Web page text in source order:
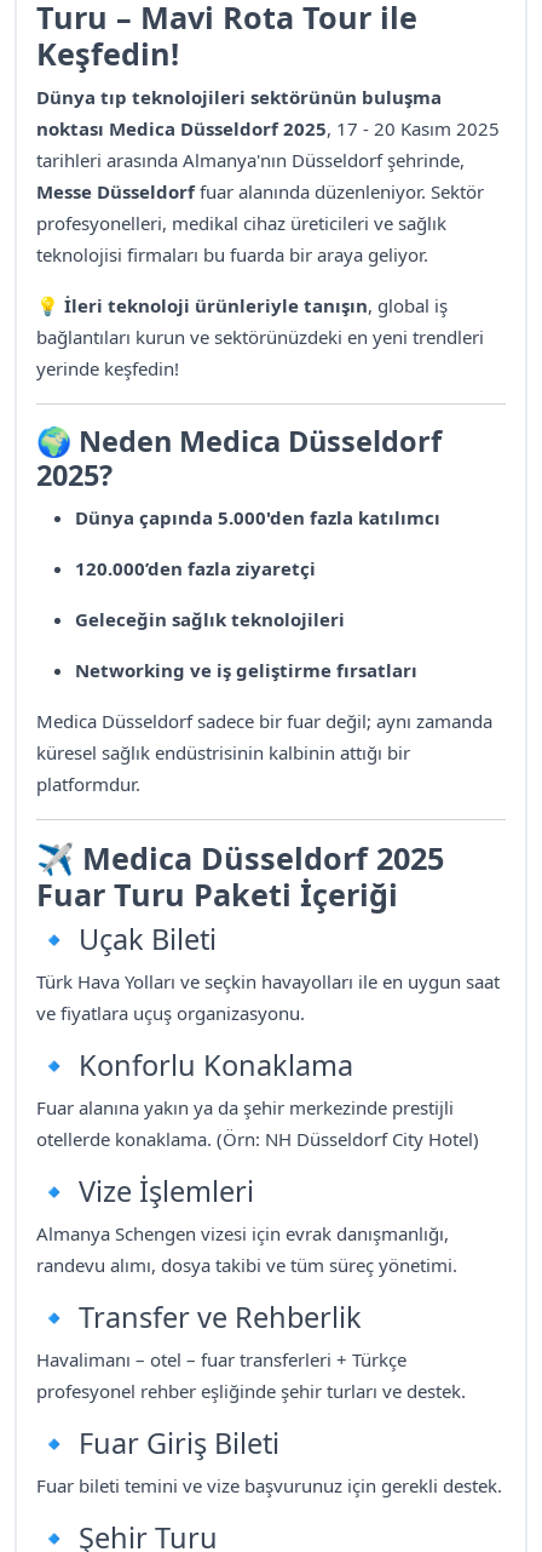
Turu – Mavi Rota Tour ile
Keşfedin!
Dünya tıp teknolojileri sektörünün buluşma
noktası Medica Düsseldorf 2025, 17 - 20 Kasım 2025
tarihleri arasında Almanya'nın Düsseldorf şehrinde,
Messe Düsseldorffuar alanında düzenleniyor. Sektör
profesyonelleri, medikal cihaz üreticileri ve sağlık
teknolojisi firmaları bu fuarda bir araya geliyor.
💡 İleri teknoloji ürünleriyle tanışın, global iş
bağlantıları kurun ve sektörünüzdeki en yeni trendleri
yerinde keşfedin!
🌍 Neden Medica Düsseldorf
2025?
Dünya çapında 5.000'den fazla katılımcı
120.000’den fazla ziyaretçi
Geleceğin sağlık teknolojileri
Networking ve iş geliştirme fırsatları
Medica Düsseldorf sadece bir fuar değil; aynı zamanda
küresel sağlık endüstrisinin kalbinin attığı bir
platformdur.
✈️ Medica Düsseldorf 2025
Fuar Turu Paketi İçeriği
🔹 Uçak Bileti
Türk Hava Yolları ve seçkin havayolları ile en uygun saat
ve fiyatlara uçuş organizasyonu.
🔹 Konforlu Konaklama
Fuar alanına yakın ya da şehir merkezinde prestijli
otellerde konaklama. (Örn: NH Düsseldorf City Hotel)
🔹 Vize İşlemleri
Almanya Schengen vizesi için evrak danışmanlığı,
randevu alımı, dosya takibi ve tüm süreç yönetimi.
🔹 Transfer ve Rehberlik
Havalimanı – otel – fuar transferleri + Türkçe
profesyonel rehber eşliğinde şehir turları ve destek.
🔹 Fuar Giriş Bileti
Fuar bileti temini ve vize başvurunuz için gerekli destek.
🔹 Şehir Turu